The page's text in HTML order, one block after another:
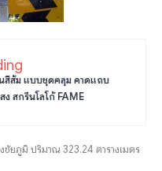
สีส้ม แบบชุดคลุม คาดแถบ
ง สกรีนโลโก้ FAME
ชัยภูมิ ปริมาณ 323.24 ตารางเมตร